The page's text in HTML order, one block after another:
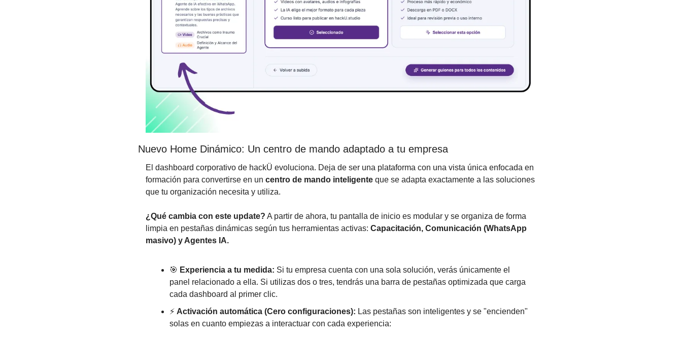
Nuevo Home Dinámico: Un centro de mando adaptado a tu empresa
El dashboard corporativo de hackÜ evoluciona. Deja de ser una plataforma con una vista única enfocada en
formación para convertirse en un centro de mando inteligente que se adapta exactamente a las soluciones
que tu organización necesita y utiliza.
¿Qué cambia con este update? A partir de ahora, tu pantalla de inicio es modular y se organiza de forma
limpia en pestañas dinámicas según tus herramientas activas: Capacitación, Comunicación (WhatsApp
masivo) y Agentes IA.
🎯 Experiencia a tu medida: Si tu empresa cuenta con una sola solución, verás únicamente el
panel relacionado a ella. Si utilizas dos o tres, tendrás una barra de pestañas optimizada que carga
cada dashboard al primer clic.
⚡ Activación automática (Cero configuraciones): Las pestañas son inteligentes y se "encienden"
solas en cuanto empiezas a interactuar con cada experiencia: